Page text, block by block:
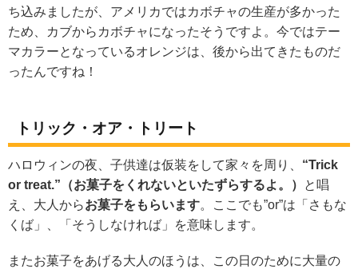
ち込みましたが、アメリカではカボチャの生産が多かった
ため、カブからカボチャになったそうですよ。今ではテー
マカラーとなっているオレンジは、後から出てきたものだ
ったんですね！
トリック・オア・トリート
ハロウィンの夜、子供達は仮装をして家々を周り、 “Trick
or treat.”（お菓子をくれないといたずらするよ。）
と唱
え、大人からお菓子をもらいます。ここでも”or”は「さもな
くば」、「そうしなければ」を意味します。
またお菓子をあげる大人のほうは、この日のために大量の